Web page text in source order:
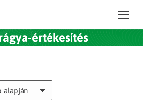
értékesítés